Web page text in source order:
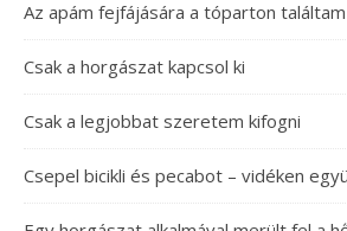
Az apám fejfájására a tóparton
Csak a horgászat kapcsol ki
Csak a legjobbat szeretem kifogni
Csepel bicikli és pecabot – vidéken